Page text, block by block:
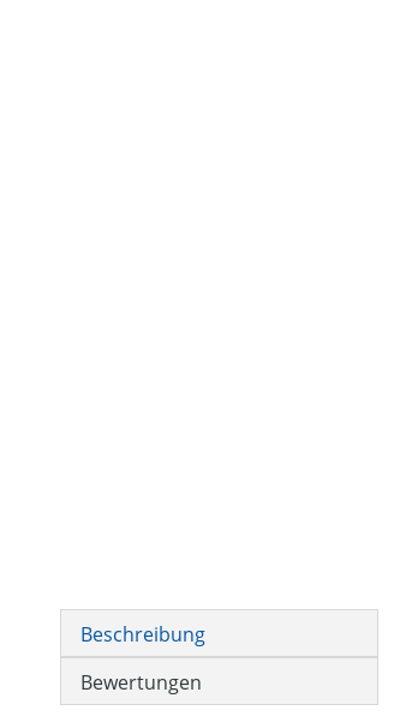
Beschreibung
Bewertungen